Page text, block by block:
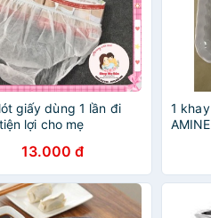
giấy dùng 1 lần đi
lợi cho mẹ
13.000 đ
1
AMINE